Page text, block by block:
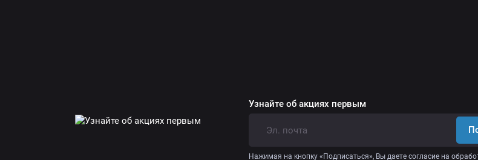
Узнайте об акциях первым
Нажимая на кнопку «Подписаться», Вы даетесогласие на